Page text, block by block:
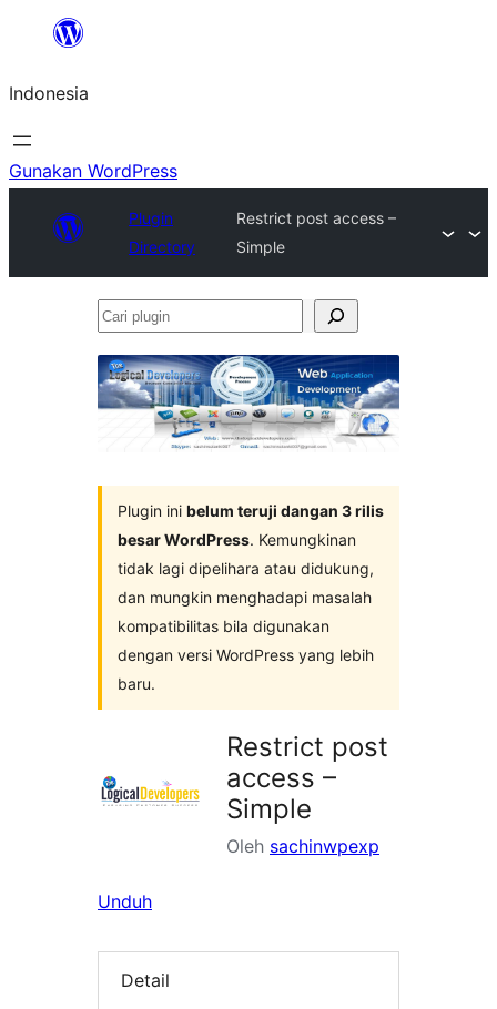
Lewati
konten
Indonesia
Gunakan WordPress
Plugin
Directory
Restrict post access –
Simple
Cari
Plugin ini belum teruji dangan 3 rilis
besar WordPress. Kemungkinan
tidak lagi dipelihara atau didukung,
dan mungkin menghadapi masalah
kompatibilitas bila digunakan
dengan versi WordPress yang lebih
baru.
Restrict post
access –
Simple
Oleh sachinwpexp
Unduh
Detail